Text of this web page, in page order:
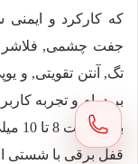
که کارکرد و
تگ, آنتن تقویتی, و
بر دوام و تجربه
با
قفل برقی با شستی